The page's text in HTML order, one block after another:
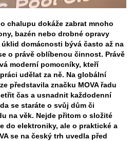
chalupu dokáže zabrat mnoho
bazén nebo drobné opravy
domácnosti bývá často až na
o právě oblíbenou činnost. Právě
moderní pomocníky, kteří
udělat za ně. Na globální
představila značku MOVA řadu
čas a usnadnit každodenní
se staráte o svůj dům či
na věk. Nejde přitom o složité
do elektroniky, ale o praktické a
se na český trh uvedla před